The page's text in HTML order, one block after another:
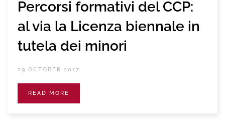
Percorsi formativi del CCP:
al via la Licenza biennale in
tutela dei minori
29 OCTOBER 2017
READ MORE